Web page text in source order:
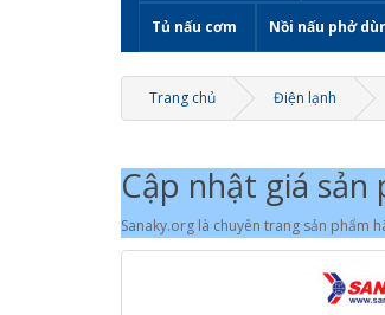
Tủ nấu cơm Nồi nấu phở
Trang chủ Điện lạnh
Cập nhật giá sản
Sanaky.org là chuyên trang sản phẩm